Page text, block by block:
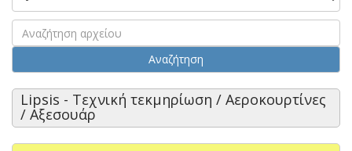
Αναζήτηση
Lipsis - Τεχνική τεκμηρίωση / Αεροκουρτίνες
/ Αξεσουάρ